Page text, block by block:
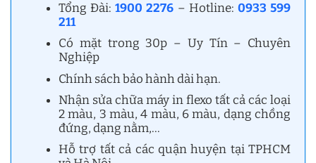
Tổng Đài:1900 2276 – Hotline: 0933 599
211
Có mặt trong 30p – Uy Tín – Chuyên
Nghiệp
Chính sách bảo hành dài hạn.
Nhận sửa chữa máy in flexo tất cả các loại
2 màu, 3 màu, 4 màu, 6 màu, dạng chồng
đứng, dạng nằm,…
Hỗ trợ tất cả các quận huyện tại TPHCM